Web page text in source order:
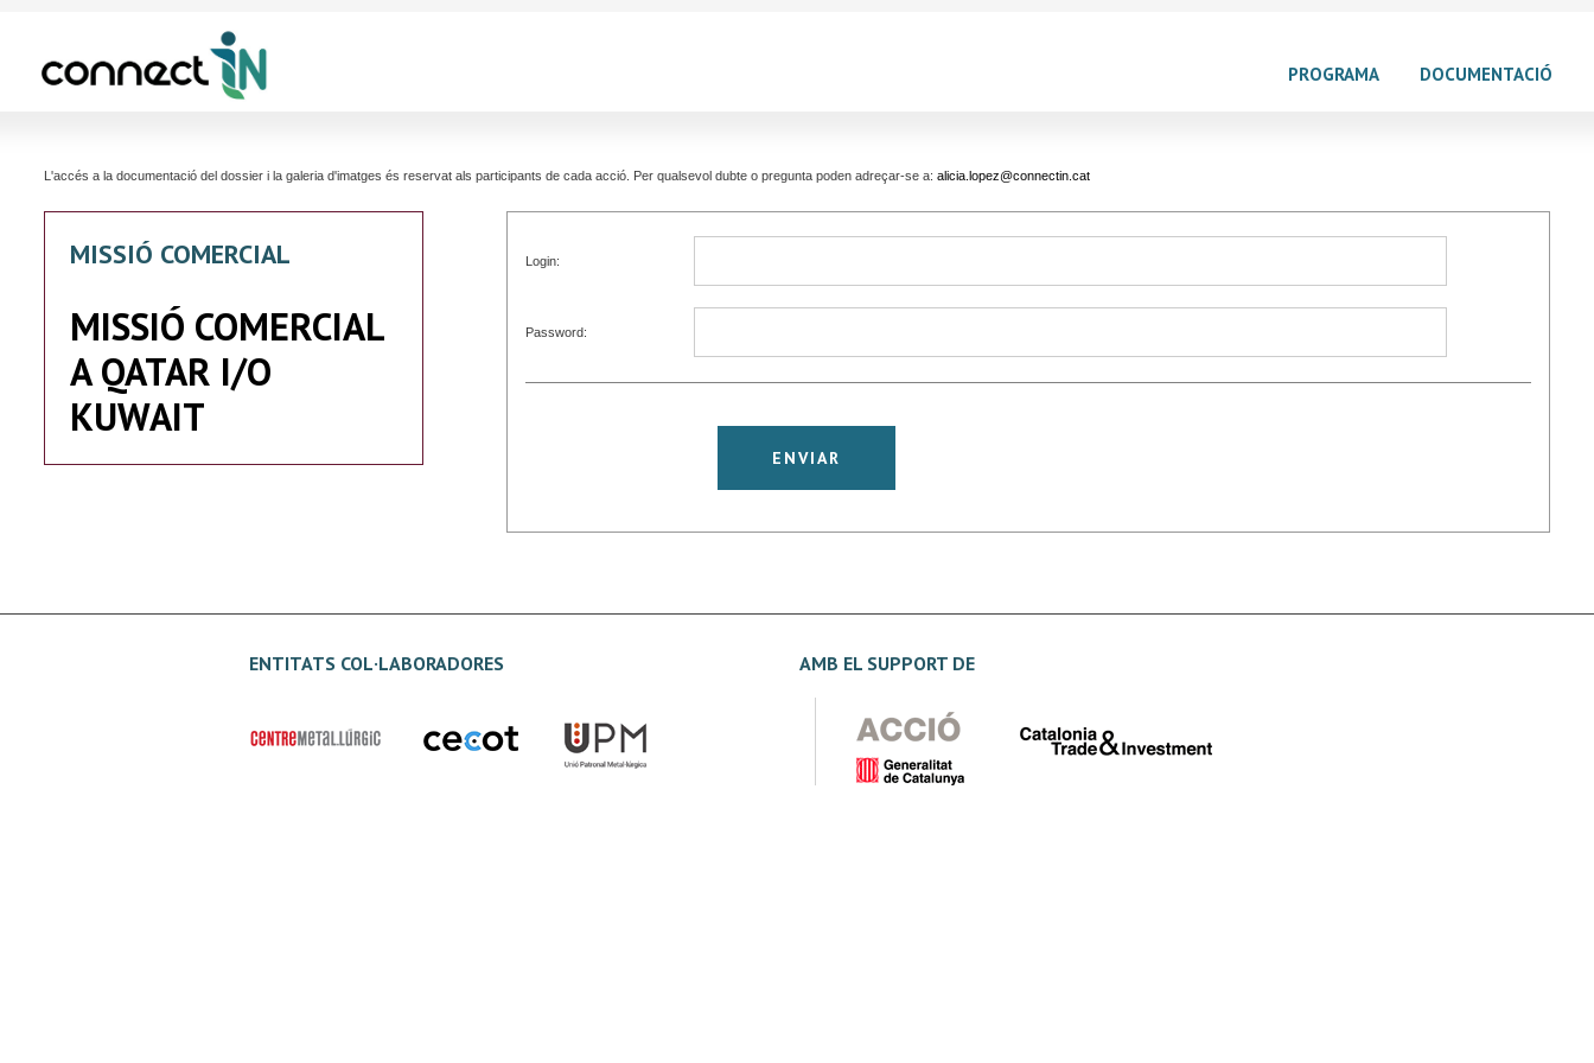
PROGRAMA DOCUMENTACIÓ
L'accés a la documentació del dossier i la galeria d'imatges és reservat als participants de cada acció. Per qualsevol dubte o pregunta poden adreçar-se a: alicia.lopez@connectin.cat
MISSIÓ COMERCIAL
MISSIÓ COMERCIAL
A QATAR I/O
KUWAIT
Login:
Password:
ENTITATS COL·LABORADORES AMB EL SUPPORT DE